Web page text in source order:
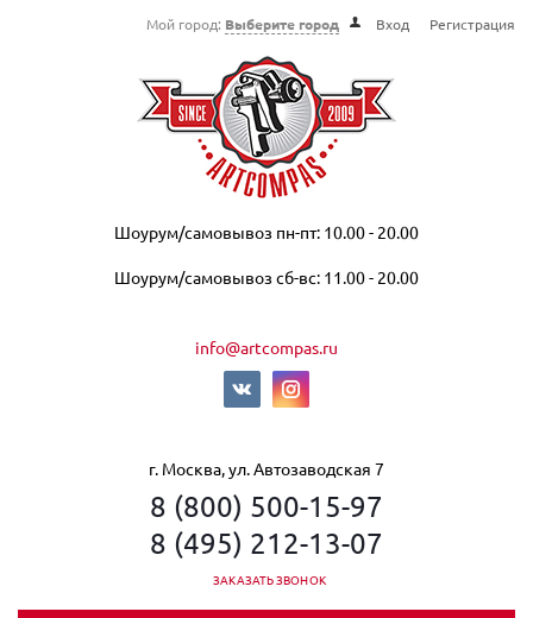
Мой город: Выберите город Вход Регистрация
Шоурум/самовывоз пн-пт: 10.00 - 20.00
Шоурум/самовывоз сб-вс: 11.00 - 20.00
info@artcompas.ru
г. Москва, ул. Автозаводская 7
8 (800) 500-15-97
8 (495) 212-13-07
ЗАКАЗАТЬ ЗВОНОК